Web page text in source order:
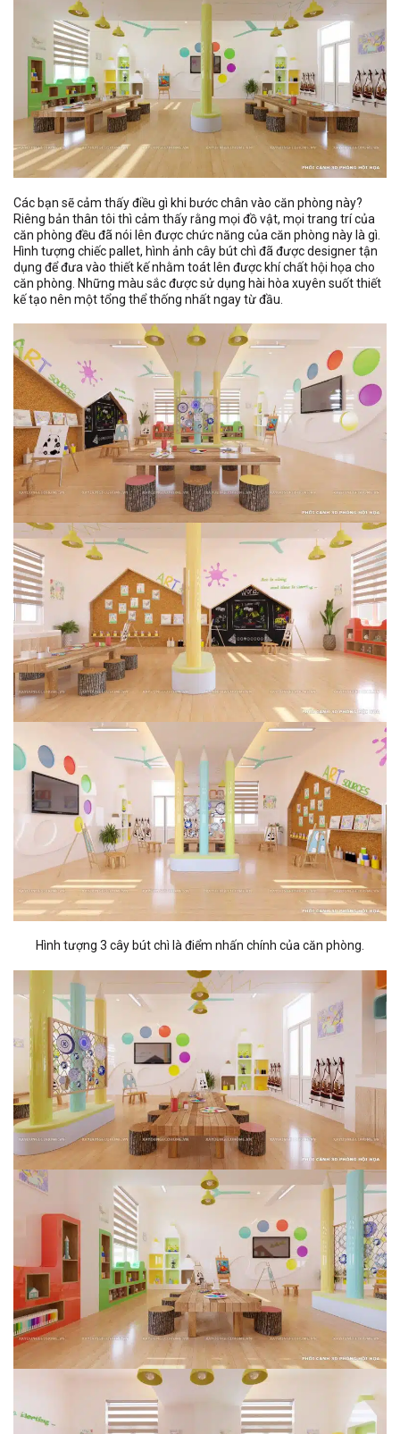
Các bạn sẽ cảm thấy điều gì khi bước chân vào căn phòng này?
Riêng bản thân tôi thì cảm thấy rằng mọi đồ vật, mọi trang trí của
căn phòng đều đã nói lên được chức năng của căn phòng này là gì.
Hình tượng chiếc pallet, hình ảnh cây bút chì đã được designer tận
dụng để đưa vào thiết kế nhằm toát lên được khí chất hội họa cho
căn phòng. Những màu sắc được sử dụng hài hòa xuyên suốt thiết
kế tạo nên một tổng thể thống nhất ngay từ đầu.
Hình tượng 3 cây bút chì là điểm nhấn chính của căn phòng.